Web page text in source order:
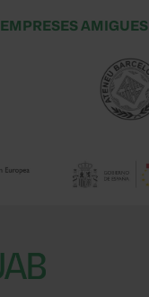
EMPRESES AMIGUES